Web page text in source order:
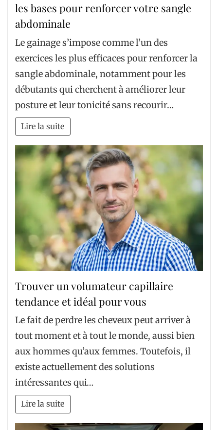
les bases pour renforcer votre sangle
abdominale
Le gainage s’impose comme l’un des
exercices les plus efficaces pour renforcer la
sangle abdominale, notamment pour les
débutants qui cherchent à améliorer leur
posture et leur tonicité sans recourir…
Lire la suite
Trouver un volumateur capillaire
tendance et idéal pour vous
Le fait de perdre les cheveux peut arriver à
tout moment et à tout le monde, aussi bien
aux hommes qu’aux femmes. Toutefois, il
existe actuellement des solutions
intéressantes qui…
Lire la suite